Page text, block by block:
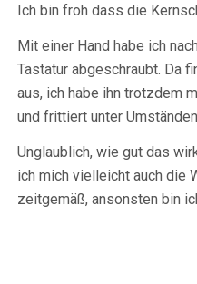
Ich bin froh dass die
Mit einer Hand habe ich
Tastatur abgeschraubt. Da
aus, ich habe ihn trotzdem
und frittiert unter
Unglaublich, wie gut das
ich mich vielleicht auch die
zeitgemäß, ansonsten bin